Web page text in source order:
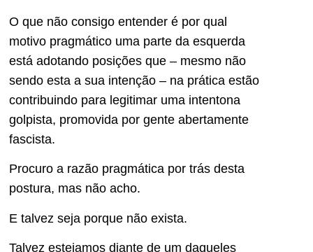
O que não consigo entender é por qual
motivo pragmático uma parte da esquerda
está adotando posições que – mesmo não
sendo esta a sua intenção – na prática estão
contribuindo para legitimar uma intentona
golpista, promovida por gente abertamente
fascista.
Procuro a razão pragmática por trás desta
postura, mas não acho.
E talvez seja porque não exista.
Talvez estejamos diante de um daqueles